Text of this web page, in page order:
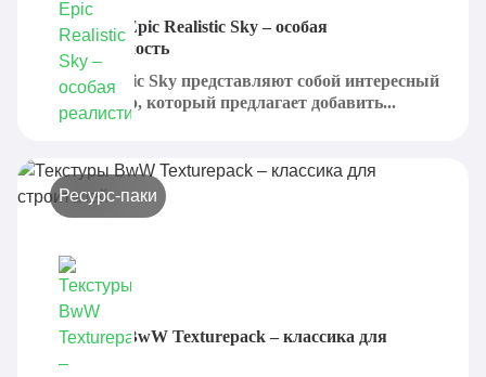
Текстуры Epic Realistic Sky – особая
реалистичность
Epic Realistic Sky представляют собой интересный
пак текстур, который предлагает добавить...
Ресурс-паки
Текстуры BwW Texturepack – классика для